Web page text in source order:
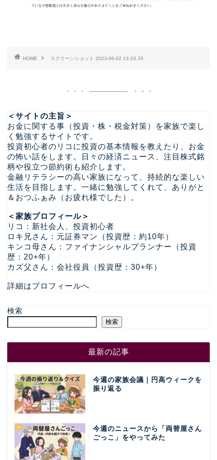
HOME スクリーンショット 2023-06-02 13.03.33
＜サイトの主旨＞
お金に関する事（投資・株・税金対策）を家族で楽し
く勉強するサイトです。
投資初心者のリコに投資の基本情報を教えたり、お金
の怖い話をします。日々の経済ニュース、注目株式銘
柄や役立つ節約術も紹介します。
金融リテラシーの高い家族になって、持続的な楽しい
生活を目指します。一緒に勉強してくれて、ありがと
＆おつふぁみ（お疲れ様でした）。
＜家族プロフィール＞
リコ：新社会人、投資初心者
ロキ兄さん：元証券マン（投資歴：約10年）
キンコ母さん：ファイナンシャルプランナー（投資
歴：20+年）
カズ父さん：会社役員（投資歴：30+年）
詳細はプロフィールへ
検索
検索
最新の記事
今週の家族会議｜円高ウィークを
振り返る
今週のニュースから「両替屋さん
ごっこ」をやってみた